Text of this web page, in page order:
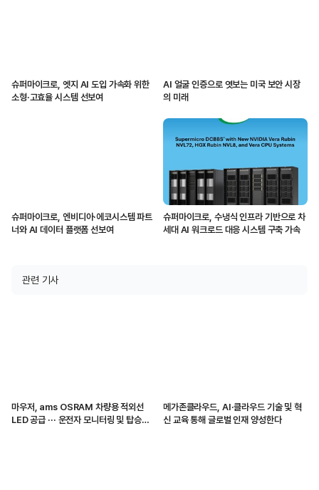
슈퍼마이크로, 엣지 AI 도입 가속화 위한
소형·고효율 시스템 선보여
AI 얼굴 인증으로 엿보는 미국 보안 시장
의 미래
슈퍼마이크로, 엔비디아·에코시스템 파트
너와 AI 데이터 플랫폼 선보여
슈퍼마이크로, 수냉식 인프라 기반으로 차
세대 AI 워크로드 대응 시스템 구축 가속
관련 기사
마우저, ams OSRAM 차량용 적외선
LED 공급 ··· 운전자 모니터링 및 탑승자
메가존클라우드, AI·클라우드 기술 및 혁
신 교육 통해 글로벌 인재 양성한다